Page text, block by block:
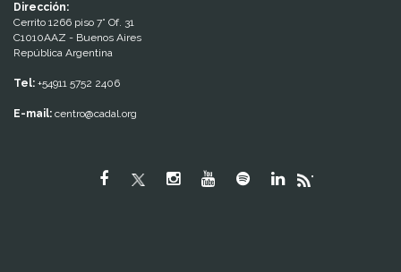
Dirección:
Cerrito 1266 piso 7° Of. 31
C1010AAZ - Buenos Aires
República Argentina
Tel: +54911 5752 2406
E-mail: centro@cadal.org
"